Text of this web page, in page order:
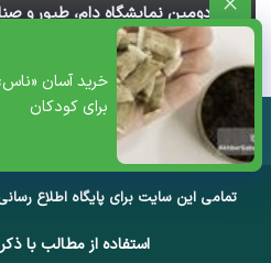
خرید آسان
برای کودکان
آغاز دومین نمایشگاه دام، طیور و
تهران+ ویدئو
تمامی این سایت برای پایگاه اطلاع
استفاده از مطالب با